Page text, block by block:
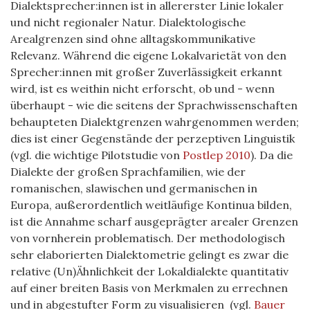
Dialektsprecher:innen ist in allererster Linie lokaler
und nicht regionaler Natur. Dialektologische
Arealgrenzen sind ohne alltagskommunikative
Relevanz. Während die eigene Lokalvarietät von den
Sprecher:innen mit großer Zuverlässigkeit erkannt
wird, ist es weithin nicht erforscht, ob und - wenn
überhaupt - wie die seitens der Sprachwissenschaften
behaupteten Dialektgrenzen wahrgenommen werden;
dies ist einer Gegenstände der perzeptiven Linguistik
(vgl. die wichtige Pilotstudie von Postlep 2010). Da die
Dialekte der großen Sprachfamilien, wie der
romanischen, slawischen und germanischen in
Europa, außerordentlich weitläufige Kontinua bilden,
ist die Annahme scharf ausgeprägter arealer Grenzen
von vornherein problematisch. Der methodologisch
sehr elaborierten Dialektometrie gelingt es zwar die
relative (Un)Ähnlichkeit der Lokaldialekte quantitativ
auf einer breiten Basis von Merkmalen zu errechnen
und in abgestufter Form zu visualisieren (vgl. Bauer